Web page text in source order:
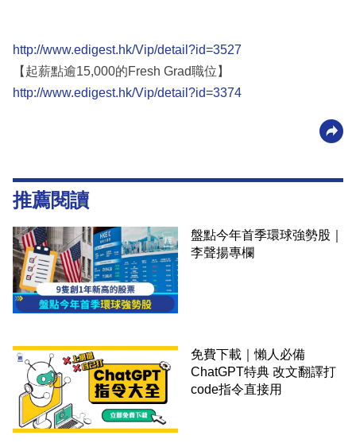
http://www.edigest.hk/Vip/detail?id=3527
【起薪點逾15,000的Fresh Grad職位】
http://www.edigest.hk/Vip/detail?id=3374
推薦閱讀
盤點今年首季環球強勢股｜
李聲揚專欄
免費下載｜懶人必備
ChatGPT特典 改文翻譯打
code指令直接用